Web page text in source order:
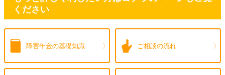
ください
障害年金の基礎知識 ご相談の流れ